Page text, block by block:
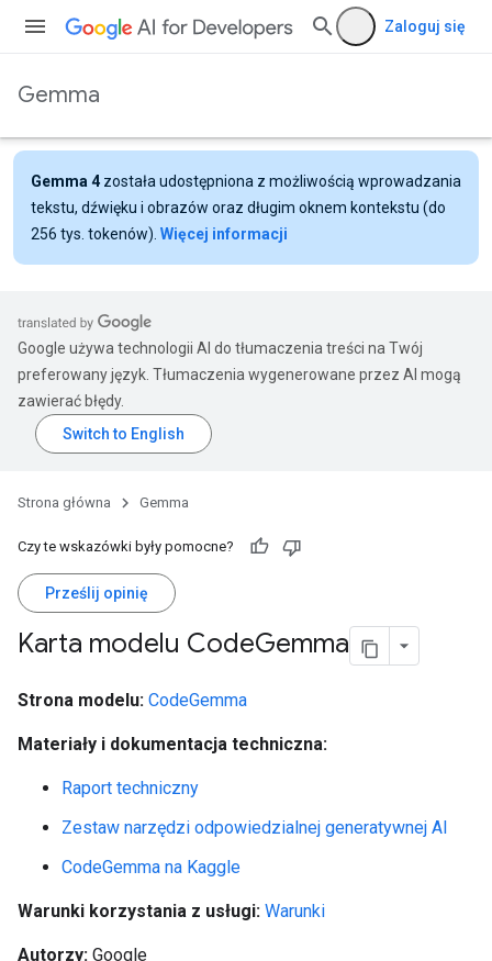
Zaloguj się
Gemma
Gemma 4 została udostępniona z możliwością wprowadzania
tekstu, dźwięku i obrazów oraz długim oknem kontekstu (do
256 tys. tokenów). Więcej informacji
Google używa technologii AI do tłumaczenia treści na Twój
preferowany język. Tłumaczenia wygenerowane przez AI mogą
zawierać błędy.
Strona główna Gemma
Czy te wskazówki były pomocne?
Prześlij opinię
Karta modelu CodeGemma
Strona modelu: CodeGemma
Materiały i dokumentacja techniczna:
Raport techniczny
Zestaw narzędzi odpowiedzialnej generatywnej AI
CodeGemma na Kaggle
Warunki korzystania z usługi: Warunki
Autorzy: Google